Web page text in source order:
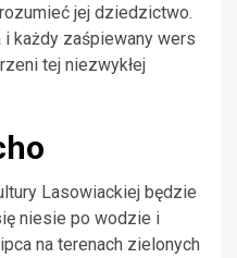
jej dziedzictwo.
każdy zaśpiewany wers
tej niezwykłej
Lasowiackiej będzie
niesie po wodzie i
na terenach zielonych